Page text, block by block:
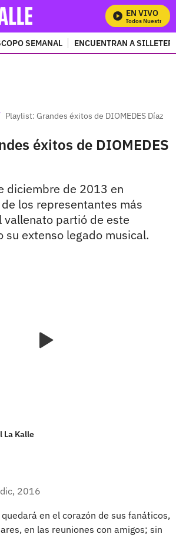
EN VIVO
Mira Todos Nuestros
SEMANAL ENCUENTRAN A
Playlist: Grandes éxitos de DIOMEDES Díaz
éxitos de DIOMEDES
diciembre de 2013 en
los representantes más
partió de este
su extenso legado musical.
La Kalle
2016
en el corazón de sus fanáticos,
en las reuniones con amigos; sin